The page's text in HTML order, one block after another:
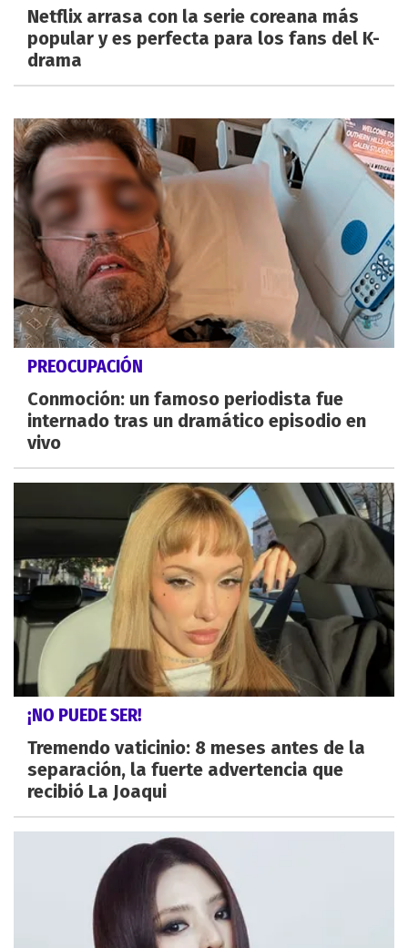
Netflix arrasa con la serie coreana más
popular y es perfecta para los fans del K-
drama
PREOCUPACIÓN
Conmoción: un famoso periodista fue
internado tras un dramático episodio en
vivo
¡NO PUEDE SER!
Tremendo vaticinio: 8 meses antes de la
separación, la fuerte advertencia que
recibió La Joaqui